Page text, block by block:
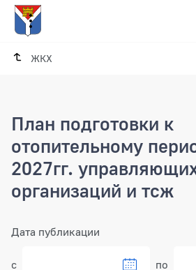
ЖКХ
План подготовки к
отопительному
2027гг.
организаций и тсж
Дата публикации
с по